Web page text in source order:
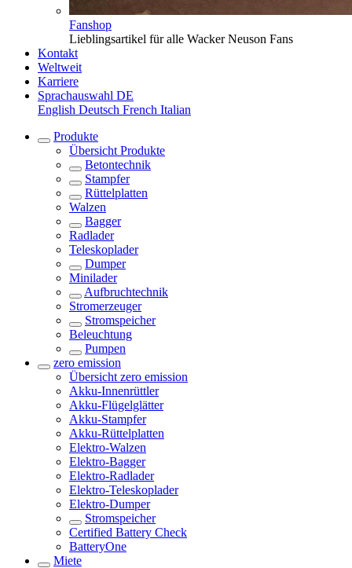
Fanshop
Lieblingsartikel für alle Wacker Neuson Fans
Kontakt
Weltweit
Karriere
Sprachauswahl DE
English Deutsch French Italian
Produkte
Übersicht Produkte
Betontechnik
Stampfer
Rüttelplatten
Walzen
Bagger
Radlader
Teleskoplader
Dumper
Minilader
Aufbruchtechnik
Stromerzeuger
Stromspeicher
Beleuchtung
Pumpen
zero emission
Übersicht zero emission
Akku-Innenrüttler
Akku-Flügelglätter
Akku-Stampfer
Akku-Rüttelplatten
Elektro-Walzen
Elektro-Bagger
Elektro-Radlader
Elektro-Teleskoplader
Elektro-Dumper
Stromspeicher
Certified Battery Check
BatteryOne
Miete